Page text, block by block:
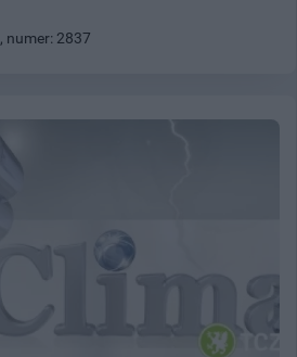
, numer: 2837